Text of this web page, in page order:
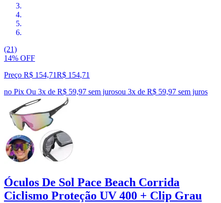
(21)
14% OFF
Preço R$ 154,71R$ 154,71
no Pix Ou 3x de R$ 59,97 sem jurosou 3x de R$ 59,97 sem juros
Óculos De Sol Pace Beach Corrida
Ciclismo Proteção UV 400 + Clip Grau